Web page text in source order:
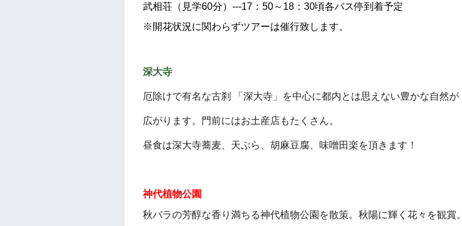
武相荘（見学60分）---17：50～18：30頃各バス停到着予定
※開花状況に関わらずツアーは催行致します。
深大寺
厄除けで有名な古刹 「深大寺」を中心に都内とは思えない豊かな自然が
広がります。門前にはお土産店もたくさん。
昼食は深大寺蕎麦、天ぷら、胡麻豆腐、味噌田楽を頂きます！
神代植物公園
秋バラの芳醇な香り満ちる神代植物公園を散策。秋陽に輝く花々を観賞。